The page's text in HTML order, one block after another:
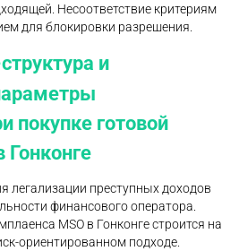
Несоответствие критериям
для блокировки разрешения.
и
покупке готовой
Гонконге
легализации преступных доходов
финансового оператора.
MSO в Гонконге строится на
ориентированном подходе.